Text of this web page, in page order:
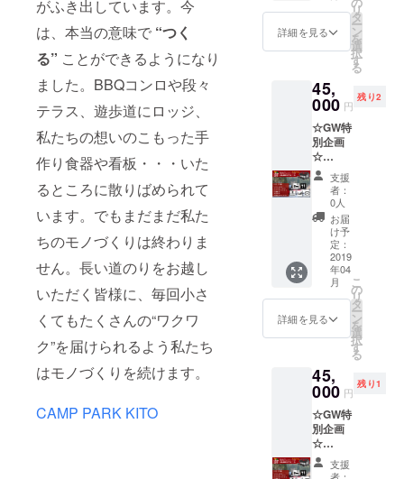
がふき出しています。今
は、本当の意味で “つく
る” ことができるようになり
ました。BBQコンロや段々
テラス、遊歩道にロッジ、
私たちの想いのこもった手
作り食器や看板・・・いた
るところに散りばめられて
います。でもまだまだ私た
ちのモノづくりは終わりま
せん。長い道のりをお越し
いただく皆様に、毎回小さ
くてもたくさんの“ワクワ
ク”を届けられるよう私たち
はモノづくりを続けます。
CAMP PARK KITO
＊朝食
メ
ニュー
ト・
ド・ノ
ルマン
ディー
をメイ
ンにご
用意い
たしま
す。
礼のお
手紙 ＊
4月30日
ご利用
となり
＊
チェッ
クイン
は14時
以降、
ディ
ナーは
18:00〜
予定し
ており
ます。
＊朝食
メ
ニュー
ト・
ド・ノ
ルマン
ディー
をメイ
ンにご
用意い
SEVER
Oディ
棟1泊券
（＋2
名様ま
で追加
宿泊い
ただけ
ます）
・入浴
無料券
×2 ・ス
ペシャ
ルモー
ニング
回宿泊
20%OF
Fクーポ
2019年
4月30日
ご利用
となり
ます。
＊＊追
5月1日
限定1
組]
SEVER
シャル
ディ
ナーと
モーニ
ングの
ペア
券、
ロッジ
に1泊い
ただけ
る、今
回だけ
の特別
企画で
す。 ・
SEVER
Oディ
棟1泊券
（＋2
名様ま
で追加
宿泊い
ただけ
ます）
・入浴
詳細を見る
リ
タ
ー
ン
を
選
択
す
る
45,
000 円
残り2
☆GW特
別企画
☆
【SEVE
ROスペ
シャル
ディ
ナーペ
ア券+コ
テージ
宿泊】
[2019年
4月29日
限定2
組]
SEVER
シャル
ディ
ナーと
モーニ
ングの
ペア
券、コ
テージ
支援
者：
0人
お届
け予
定：
2019
年04
月
詳細を見る
こ
の
リ
タ
ー
ン
を
選
択
す
る
45,
000 円
残り1
☆GW特
別企画
☆
【SEVE
ROスペ
支援